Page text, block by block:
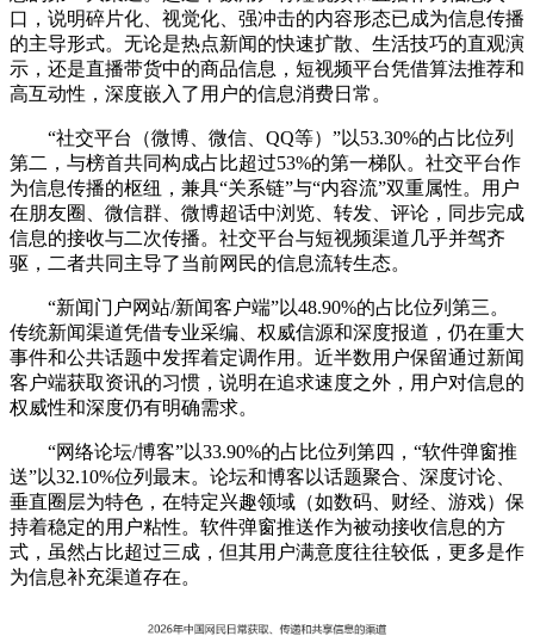
口，说明碎片化、视觉化、强冲击的内容形态已成为信息传播
的主导形式。无论是热点新闻的快速扩散、生活技巧的直观演
示，还是直播带货中的商品信息，短视频平台凭借算法推荐和
高互动性，深度嵌入了用户的信息消费日常。
“社交平台（微博、微信、QQ等）”以53.30%的占比位列
第二，与榜首共同构成占比超过53%的第一梯队。社交平台作
为信息传播的枢纽，兼具“关系链”与“内容流”双重属性。用户
在朋友圈、微信群、微博超话中浏览、转发、评论，同步完成
信息的接收与二次传播。社交平台与短视频渠道几乎并驾齐
驱，二者共同主导了当前网民的信息流转生态。
“新闻门户网站/新闻客户端”以48.90%的占比位列第三。
传统新闻渠道凭借专业采编、权威信源和深度报道，仍在重大
事件和公共话题中发挥着定调作用。近半数用户保留通过新闻
客户端获取资讯的习惯，说明在追求速度之外，用户对信息的
权威性和深度仍有明确需求。
“网络论坛/博客”以33.90%的占比位列第四，“软件弹窗推
送”以32.10%位列最末。论坛和博客以话题聚合、深度讨论、
垂直圈层为特色，在特定兴趣领域（如数码、财经、游戏）保
持着稳定的用户粘性。软件弹窗推送作为被动接收信息的方
式，虽然占比超过三成，但其用户满意度往往较低，更多是作
为信息补充渠道存在。